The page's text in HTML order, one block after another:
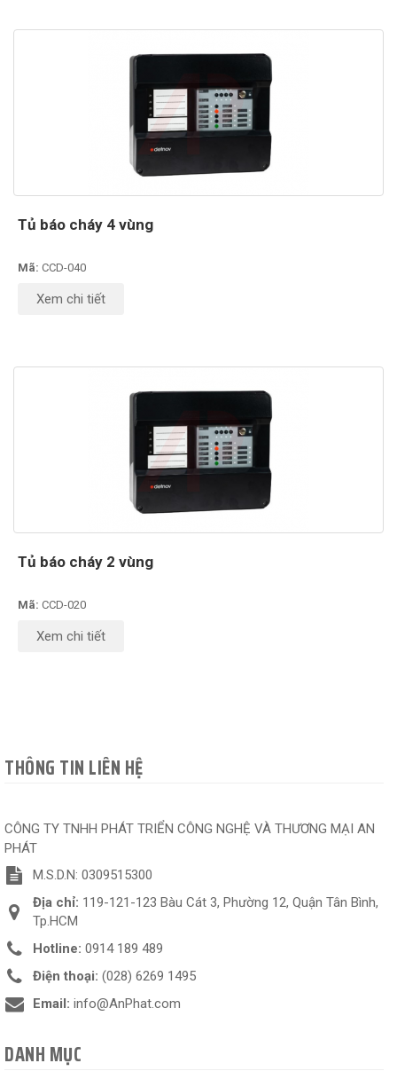
Tủ báo cháy 4 vùng
Mã: CCD-040
Xem chi tiết
Tủ báo cháy 2 vùng
Mã: CCD-020
Xem chi tiết
THÔNG TIN LIÊN HỆ
CÔNG TY TNHH PHÁT TRIỂN CÔNG NGHỆ VÀ THƯƠNG MẠI AN
PHÁT
M.S.D.N: 0309515300
Địa chỉ: 119-121-123 Bàu Cát 3, Phường 12, Quận Tân Bình,
Tp.HCM
Hotline: 0914 189 489
Điện thoại: (028) 6269 1495
Email: info@AnPhat.com
DANH MỤC